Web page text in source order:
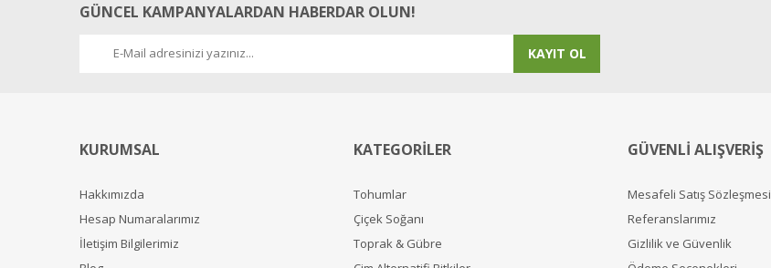
GÜNCEL KAMPANYALARDAN HABERDAR OLUN!
KAYIT OL
KURUMSAL
Hakkımızda
Hesap Numaralarımız
İletişim Bilgilerimiz
KATEGORİLER
Tohumlar
Çiçek Soğanı
Toprak & Gübre
GÜVENLİ ALIŞVERİŞ
Mesafeli Satış Sözleşmesi
Referanslarımız
Gizlilik ve Güvenlik